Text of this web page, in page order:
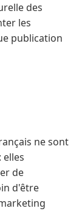
des
les
publication
ne sont
de
d'être